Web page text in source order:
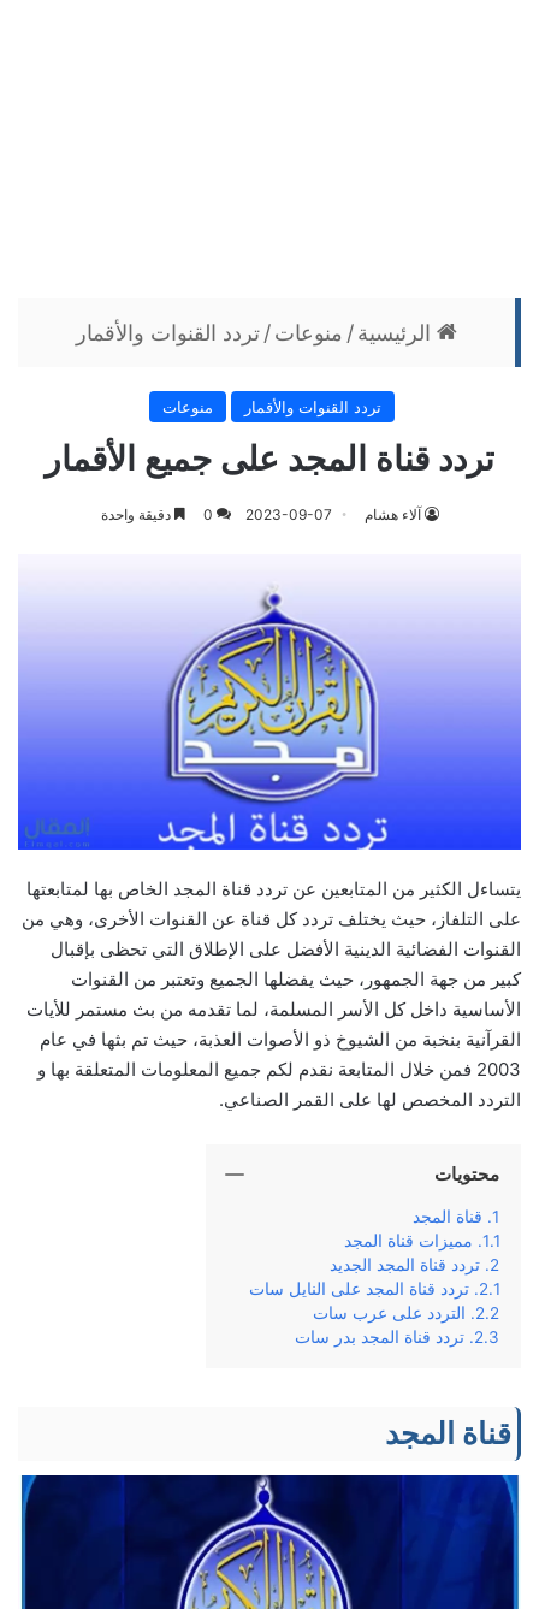
الرئيسية/ منوعات/تردد القنوات والأقمار
تردد القنوات والأقمار منوعات
تردد قناة المجد على جميع الأقمار
آلاء هشام 2023-09-07
0 دقيقة واحدة
يتساءل الكثير من المتابعين عن تردد قناة المجد الخاص بها لمتابعتها
على التلفاز، حيث يختلف تردد كل قناة عن القنوات الأخرى، وهي من
القنوات الفضائية الدينية الأفضل على الإطلاق التي تحظى بإقبال
كبير من جهة الجمهور، حيث يفضلها الجميع وتعتبر من القنوات
الأساسية داخل كل الأسر المسلمة، لما تقدمه من بث مستمر للأيات
القرآنية بنخبة من الشيوخ ذو الأصوات العذبة، حيث تم بثها في عام
2003 فمن خلال المتابعة نقدم لكم جميع المعلومات المتعلقة بها و
التردد المخصص لها على القمر الصناعي.
محتويات
قناة المجد
مميزات قناة المجد
تردد قناة المجد الجديد
تردد قناة المجد على النايل سات
التردد على عرب سات
تردد قناة المجد بدر سات
قناة المجد